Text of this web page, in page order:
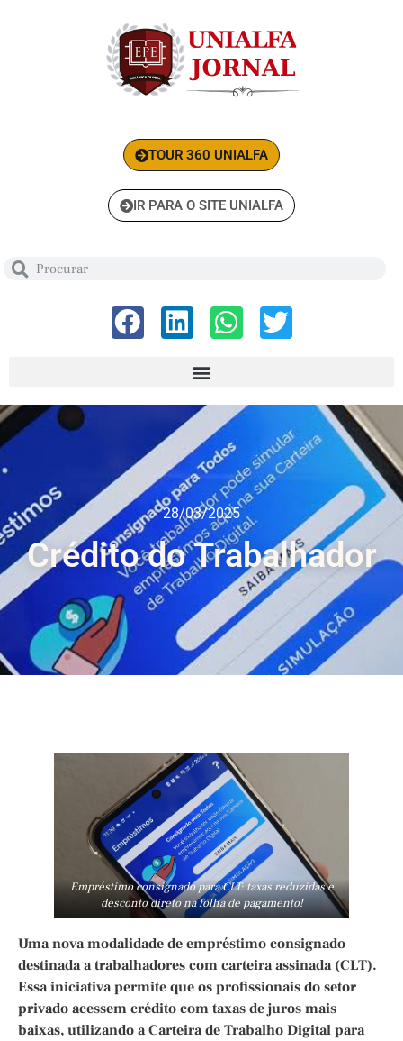
TOUR 360 UNIALFA
IR PARA O SITE UNIALFA
28/03/2025
Crédito do Trabalhador
Empréstimo consignado para CLT: taxas reduzidas e
desconto direto na folha de pagamento!
Uma nova modalidade de empréstimo consignado
destinada a trabalhadores com carteira assinada (CLT).
Essa iniciativa permite que os profissionais do setor
privado acessem crédito com taxas de juros mais
baixas, utilizando a Carteira de Trabalho Digital para